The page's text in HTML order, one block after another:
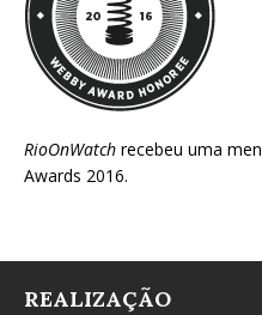
RioOnWatch recebeu uma
Awards 2016.
REALIZAÇÃO